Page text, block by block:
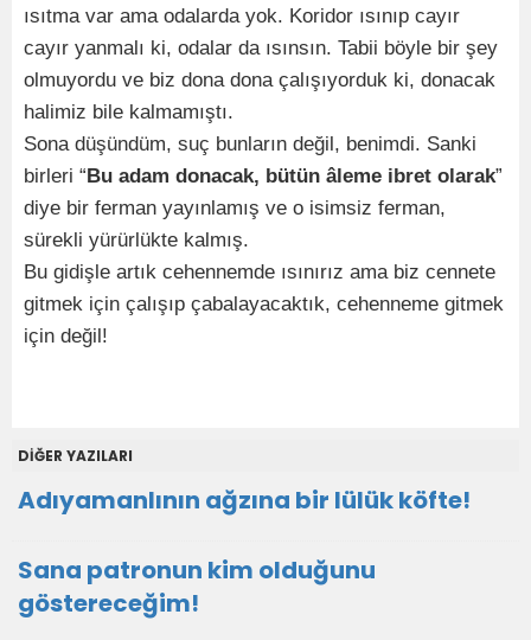
ısıtma var ama odalarda yok. Koridor ısınıp cayır
cayır yanmalı ki, odalar da ısınsın. Tabii böyle bir şey
olmuyordu ve biz dona dona çalışıyorduk ki, donacak
halimiz bile kalmamıştı.
Sona düşündüm, suç bunların değil, benimdi. Sanki
birleri “Bu adam donacak, bütün âleme ibret olarak”
diye bir ferman yayınlamış ve o isimsiz ferman,
sürekli yürürlükte kalmış.
Bu gidişle artık cehennemde ısınırız ama biz cennete
gitmek için çalışıp çabalayacaktık, cehenneme gitmek
için değil!
DİĞER YAZILARI
Adıyamanlının ağzına bir lülük köfte!
Sana patronun kim olduğunu
göstereceğim!